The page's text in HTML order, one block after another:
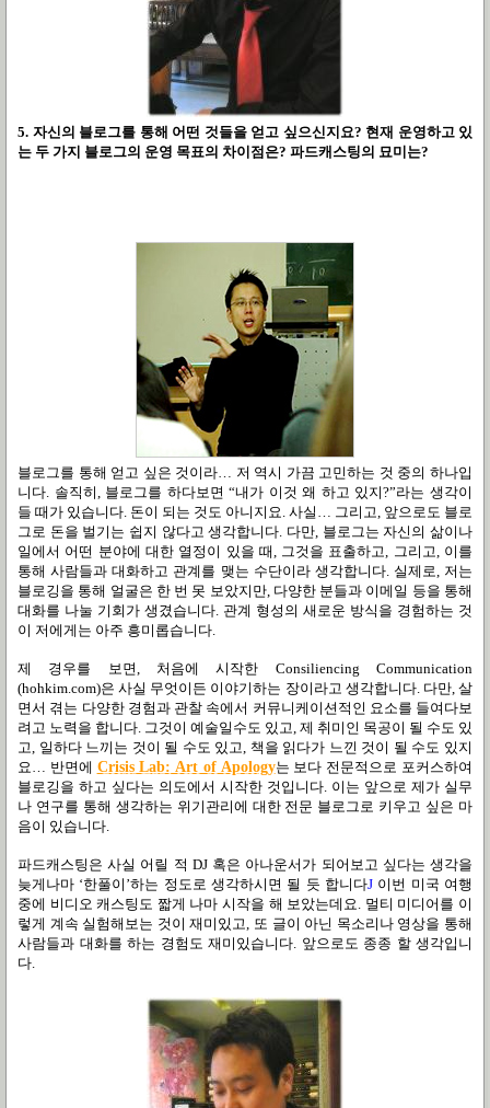
5. 자신의 블로그를 통해 어떤 것들을 얻고 싶으신지요? 현재 운영하고 있
는 두 가지 블로그의 운영 목표의 차이점은? 파드캐스팅의 묘미는?
블로그를 통해 얻고 싶은 것이라… 저 역시 가끔 고민하는 것 중의 하나입
니다. 솔직히, 블로그를 하다보면 “내가 이것 왜 하고 있지?”라는 생각이
들 때가 있습니다. 돈이 되는 것도 아니지요. 사실… 그리고, 앞으로도 블로
그로 돈을 벌기는 쉽지 않다고 생각합니다. 다만, 블로그는 자신의 삶이나
일에서 어떤 분야에 대한 열정이 있을 때, 그것을 표출하고, 그리고, 이를
통해 사람들과 대화하고 관계를 맺는 수단이라 생각합니다. 실제로, 저는
블로깅을 통해 얼굴은 한 번 못 보았지만, 다양한 분들과 이메일 등을 통해
대화를 나눌 기회가 생겼습니다. 관계 형성의 새로운 방식을 경험하는 것
이 저에게는 아주 흥미롭습니다.
제 경우를 보면, 처음에 시작한 Consiliencing Communication
(hohkim.com)은 사실 무엇이든 이야기하는 장이라고 생각합니다. 다만, 살
면서 겪는 다양한 경험과 관찰 속에서 커뮤니케이션적인 요소를 들여다보
려고 노력을 합니다. 그것이 예술일수도 있고, 제 취미인 목공이 될 수도 있
고, 일하다 느끼는 것이 될 수도 있고, 책을 읽다가 느낀 것이 될 수도 있지
요… 반면에 Crisis Lab: Art of Apology는 보다 전문적으로 포커스하여
블로깅을 하고 싶다는 의도에서 시작한 것입니다. 이는 앞으로 제가 실무
나 연구를 통해 생각하는 위기관리에 대한 전문 블로그로 키우고 싶은 마
음이 있습니다.
파드캐스팅은 사실 어릴 적 DJ 혹은 아나운서가 되어보고 싶다는 생각을
늦게나마 ‘한풀이’하는 정도로 생각하시면 될 듯 합니다J 이번 미국 여행
중에 비디오 캐스팅도 짧게 나마 시작을 해 보았는데요. 멀티 미디어를 이
렇게 계속 실험해보는 것이 재미있고, 또 글이 아닌 목소리나 영상을 통해
사람들과 대화를 하는 경험도 재미있습니다. 앞으로도 종종 할 생각입니
다.